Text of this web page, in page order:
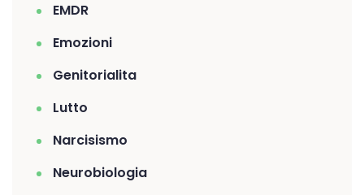
EMDR
Emozioni
Genitorialita
Lutto
Narcisismo
Neurobiologia